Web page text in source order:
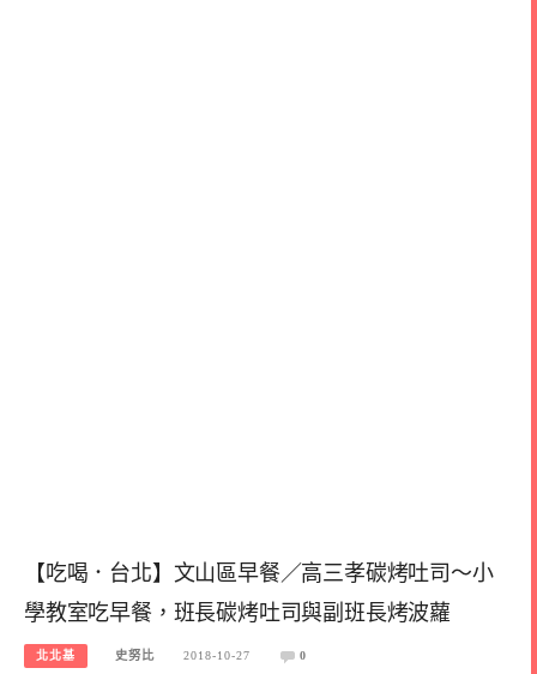
【吃喝．台北】文山區早餐／高三孝碳烤吐司～小
學教室吃早餐，班長碳烤吐司與副班長烤波蘿
北北基 史努比 2018-10-27 0